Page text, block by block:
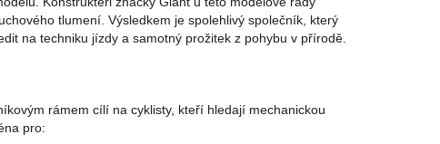
tlumení. Výsledkem je spolehlivý společník, který
na techniku jízdy a samotný prožitek z pohybu v přírodě.
rámem cílí na cyklisty, kteří hledají mechanickou
pro: